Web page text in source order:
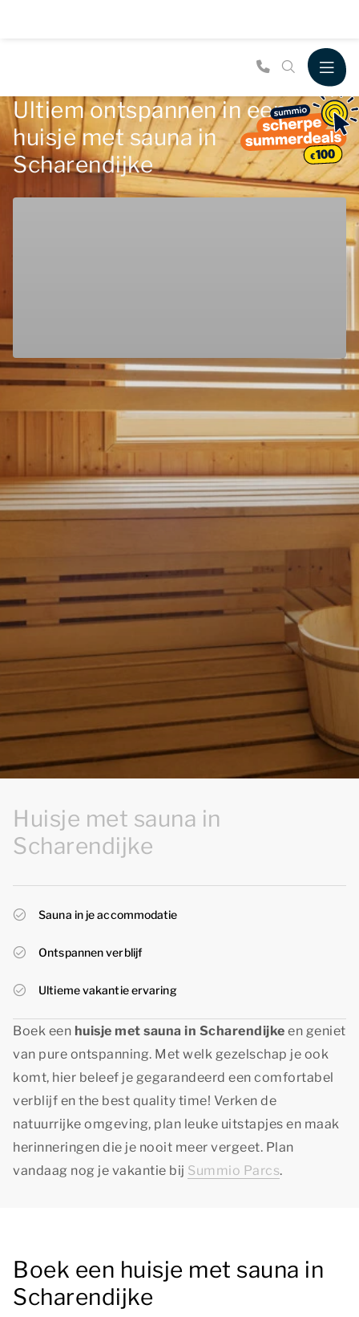
Ultiem ontspannen in een
huisje met sauna in
Scharendijke
Huisje met sauna in
Scharendijke
Sauna in je accommodatie
Ontspannen verblijf
Ultieme vakantie ervaring
Boek een huisje met sauna in Scharendijke en geniet
van pure ontspanning. Met welk gezelschap je ook
komt, hier beleef je gegarandeerd een comfortabel
verblijf en the best quality time! Verken de
natuurrijke omgeving, plan leuke uitstapjes en maak
herinneringen die je nooit meer vergeet. Plan
vandaag nog je vakantie bij Summio Parcs.
Boek een huisje met sauna in
Scharendijke